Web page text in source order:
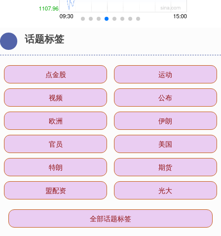
话题标签
点金股 运动
视频 公布
欧洲 伊朗
官员 美国
特朗 期货
盟配资 光大
全部话题标签